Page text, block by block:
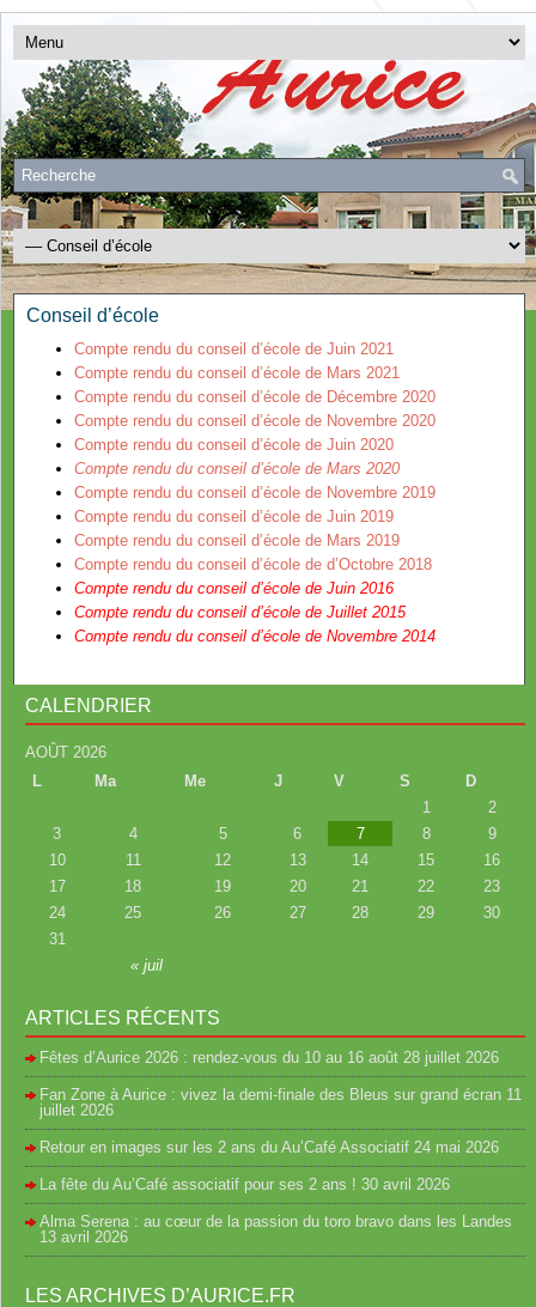
Conseil d’école
Compte rendu du conseil d’école de Juin 2021
Compte rendu du conseil d’école de Mars 2021
Compte rendu du conseil d’école de Décembre 2020
Compte rendu du conseil d’école de Novembre 2020
Compte rendu du conseil d’école de Juin 2020
Compte rendu du conseil d’école de Mars 2020
Compte rendu du conseil d’école de Novembre 2019
Compte rendu du conseil d’école de Juin 2019
Compte rendu du conseil d’école de Mars 2019
Compte rendu du conseil d’école de d’Octobre 2018
Compte rendu du conseil d’école de Juin 2016
Compte rendu du conseil d’école de Juillet 2015
Compte rendu du conseil d’école de Novembre 2014
CALENDRIER
AOÛT 2026
L
Ma Me J V S D
« juil
1
2
3
4 5 6 7 8
9
10
11 12 13 14 15
16
17
18 19 20 21 22
23
24
25 26 27 28 29
30
31
ARTICLES RÉCENTS
Fêtes d’Aurice 2026 : rendez-vous du 10 au 16 août 28 juillet 2026
Fan Zone à Aurice : vivez la demi-finale des Bleus sur grand écran 11
juillet 2026
Retour en images sur les 2 ans du Au’Café Associatif 24 mai 2026
La fête du Au’Café associatif pour ses 2 ans ! 30 avril 2026
Alma Serena : au cœur de la passion du toro bravo dans les Landes
13 avril 2026
LES ARCHIVES D’AURICE.FR